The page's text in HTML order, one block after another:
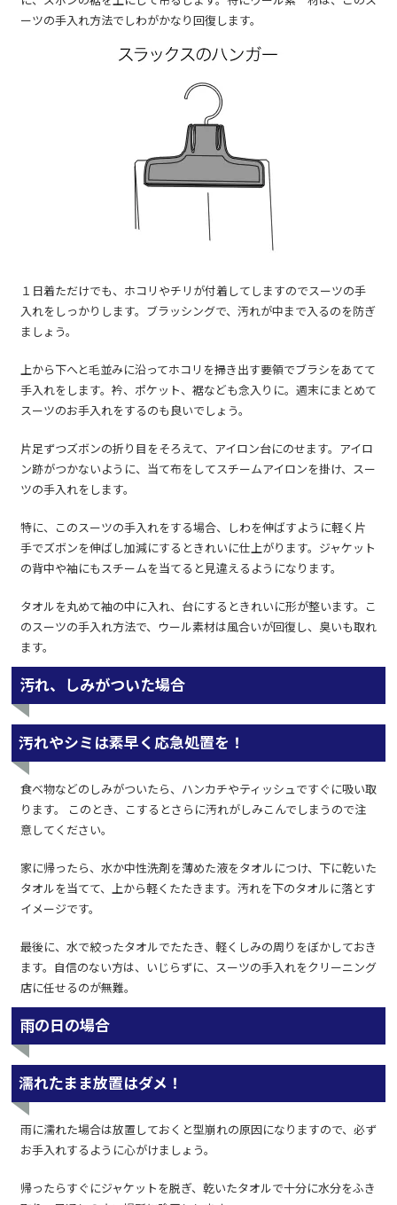
ーツの手入れ方法でしわがかなり回復します。
１日着ただけでも、ホコリやチリが付着してしますのでスーツの手
入れをしっかりします。ブラッシングで、汚れが中まで入るのを防ぎ
ましょう。
上から下へと毛並みに沿ってホコリを掃き出す要領でブラシをあてて
手入れをします。衿、ポケット、裾なども念入りに。週末にまとめて
スーツのお手入れをするのも良いでしょう。
片足ずつズボンの折り目をそろえて、アイロン台にのせます。アイロ
ン跡がつかないように、当て布をしてスチームアイロンを掛け、スー
ツの手入れをします。
特に、このスーツの手入れをする場合、しわを伸ばすように軽く片
手でズボンを伸ばし加減にするときれいに仕上がります。ジャケット
の背中や袖にもスチームを当てると見違えるようになります。
タオルを丸めて袖の中に入れ、台にするときれいに形が整います。こ
のスーツの手入れ方法で、ウール素材は風合いが回復し、臭いも取れ
ます。
汚れ、しみがついた場合
汚れやシミは素早く応急処置を！
食べ物などのしみがついたら、ハンカチやティッシュですぐに吸い取
ります。 このとき、こするとさらに汚れがしみこんでしまうので注
意してください。
家に帰ったら、水か中性洗剤を薄めた液をタオルにつけ、下に乾いた
タオルを当てて、上から軽くたたきます。汚れを下のタオルに落とす
イメージです。
最後に、水で絞ったタオルでたたき、軽くしみの周りをぼかしておき
ます。自信のない方は、いじらずに、スーツの手入れをクリーニング
店に任せるのが無難。
雨の日の場合
濡れたまま放置はダメ！
雨に濡れた場合は放置しておくと型崩れの原因になりますので、必ず
お手入れするように心がけましょう。
帰ったらすぐにジャケットを脱ぎ、乾いたタオルで十分に水分をふき